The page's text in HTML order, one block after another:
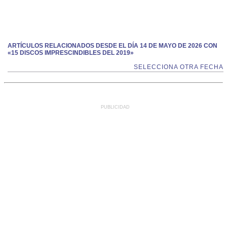
ARTÍCULOS RELACIONADOS DESDE EL DÍA 14 DE MAYO DE 2026 CON
«15 DISCOS IMPRESCINDIBLES DEL 2019»
SELECCIONA OTRA FECHA
PUBLICIDAD